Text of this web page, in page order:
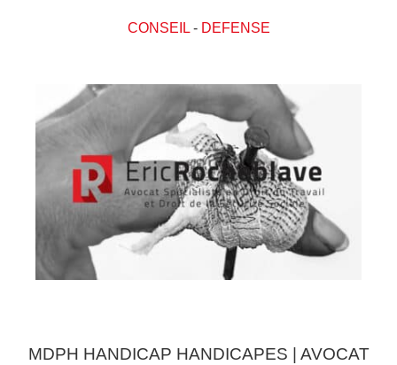
CONSEIL- DEFENSE
MDPH HANDICAP HANDICAPES | AVOCAT